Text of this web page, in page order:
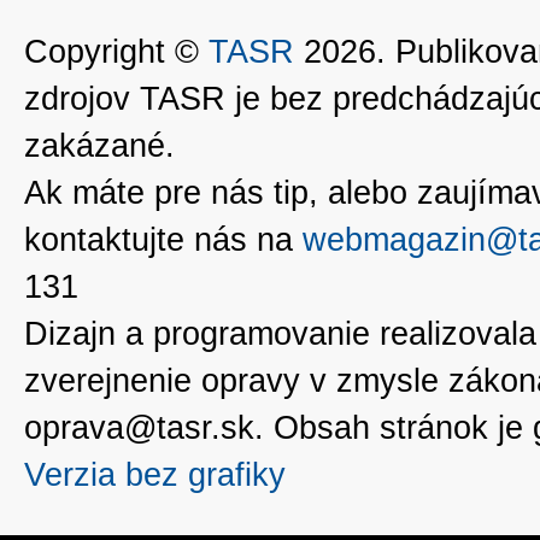
Copyright © TASR 2026.
zdrojov TASR je bez
zakázané.
Ak máte pre nás tip, alebo
kontaktujte nás na
131
Dizajn a programovanie
zverejnenie opravy v zmysle
oprava@tasr.sk. Obsah stránok
Verzia bez grafiky